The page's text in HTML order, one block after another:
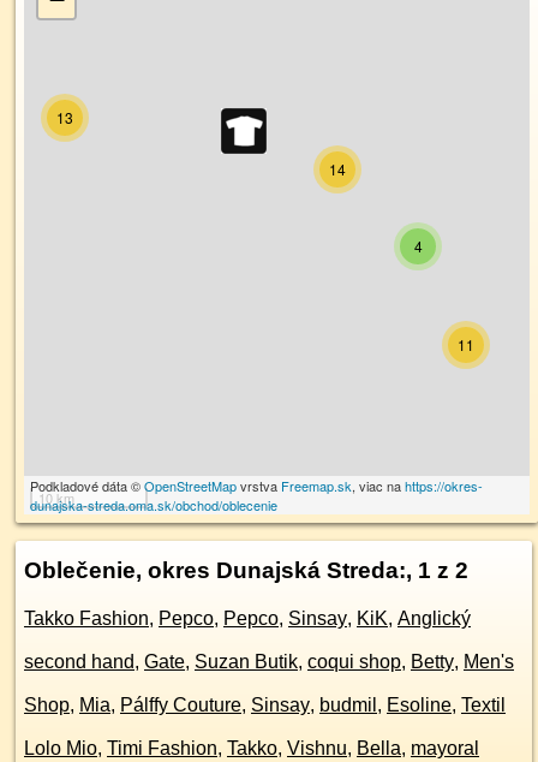
4
14
11
13
10 km
Podkladové dáta ©OpenStreetMapvrstva Freemap.sk, viac nahttps://okres-
dunajska-streda.oma.sk/obchod/oblecenie
Oblečenie, okres Dunajská Streda:, 1 z 2
Takko Fashion, Pepco, Pepco, Sinsay, KiK, Anglický
second hand, Gate, Suzan Butik, coqui shop, Betty, Men's
Shop, Mia, Pálffy Couture, Sinsay, budmil , Esoline, Textil
Lolo Mio, Timi Fashion, Takko, Vishnu, Bella, mayoral